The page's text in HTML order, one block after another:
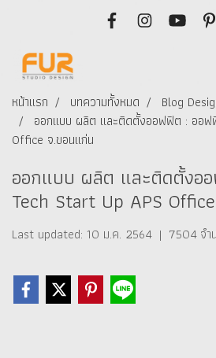
หน้าแรก บทความทั้งหมด Blog
ออกแบบ ผลิต และติดตั้งออฟฟิต : ออฟ
Office จ.ขอนแก่น
ออกแบบ ผลิต และติดตั้งอ
Tech Start Up APS
Last updated: 10 ม.ค. 2564 | 7504 จำ